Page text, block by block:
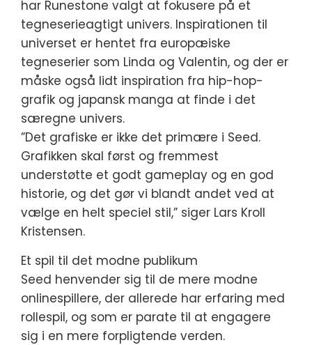
har Runestone valgt at fokusere på et
tegneserieagtigt univers. Inspirationen til
universet er hentet fra europæiske
tegneserier som Linda og Valentin, og der er
måske også lidt inspiration fra hip-hop-
grafik og japansk manga at finde i det
særegne univers.
”Det grafiske er ikke det primære i Seed.
Grafikken skal først og fremmest
understøtte et godt gameplay og en god
historie, og det gør vi blandt andet ved at
vælge en helt speciel stil,” siger Lars Kroll
Kristensen.
Et spil til det modne publikum
Seed henvender sig til de mere modne
onlinespillere, der allerede har erfaring med
rollespil, og som er parate til at engagere
sig i en mere forpligtende verden.